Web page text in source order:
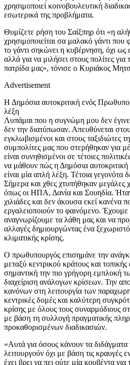
χρησιμοποιεί κοινοβουλευτική
εσωτερικά της προβλήματα.
Θυμίζετε ρήση του Σαίξπηρ ότι «η
χρησιμοποιείται σα μαλακό γάντι που
το γάντι σηκώνει η κυβέρνηση, όχι
αλλά για να μιλήσει στους πολίτες για
πατρίδα μας», τόνισε ο Κυριάκος
Advertisement
Η Δημόσια αυτοκριτική ενός
λέξη
Λυπάμαι που η συγνώμη μου δεν
δεν την διατύπωσαν. Απευθύνεται
εγκλωβισμένοι και στους
συμπολίτες μας που στερήθηκαν για
είναι συνηθισμένοι σε τέτοιες
να μάθουν πώς η Δημόσια
είναι μία απλή λέξη. Τέτοια γεγονότα
Σήμερα και χθες χτυπήθηκαν μεγάλες
όπως οι ΗΠΑ, Δανία και Σουηδία.
χιλιάδες και δεν άκουσα εκεί κανένα
εργαλειοποιούν το φαινόμενο.
αναγνωρίζουμε τα λάθη μας και να
αλλαγές δημιουργώντας ένα
κλιματικής κρίσης.
Ο πρωθυπουργός επισημάνε την
μεταξύ κεντρικού κράτους και τοπικής
σημαντική την πιο γρήγορη εμπλοκή
διαχείριση ανάλογων κρίσεων. Την
κανόνων στη λειτουργία των
κεντρικές δομές και καλύτερη
κρίσης με όλους τους συναρμόδιους
με βάση τη συλλογή πραγματικής
προκαθορισμένων διαδικασιών.
«Αυτά για όσους κάνουν τα διδάγματα
λειτουργούν όχι με βάση τις κραυγές
έχει βρει να πει ούτε μία κουβέντα για